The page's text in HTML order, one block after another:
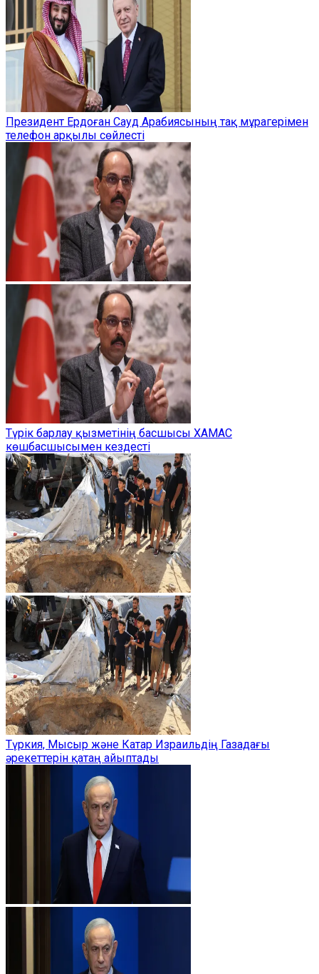
Президент Ердоған Сауд Арабиясының тақ мұрагерімен
телефон арқылы сөйлесті
Түрік барлау қызметінің басшысы ХАМАС
көшбасшысымен кездесті
Түркия, Мысыр және Катар Израильдің Газадағы
әрекеттерін қатаң айыптады